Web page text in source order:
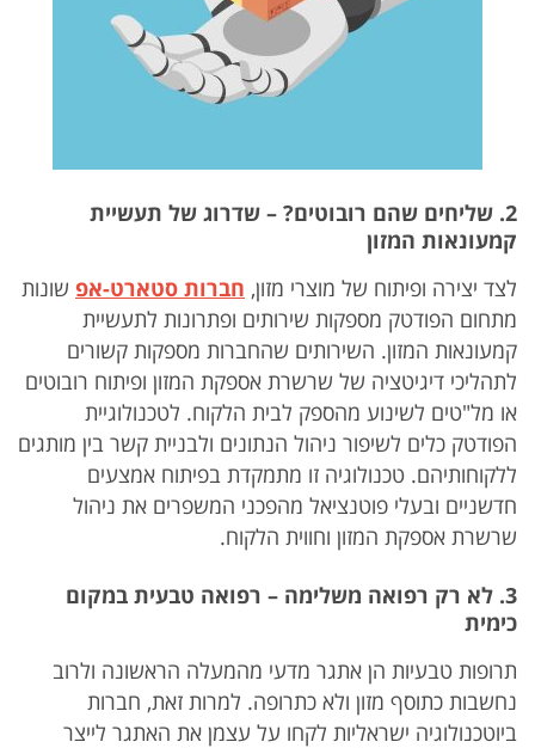
2. שליחים שהם רובוטים? – שדרוג של תעשיית
קמעונאות המזון
לצד יצירה ופיתוח של מוצרי מזון, חברות סטארט-אפ שונות
מתחום הפודטק מספקות שירותים ופתרונות לתעשיית
קמעונאות המזון. השירותים שהחברות מספקות קשורים
לתהליכי דיגיטציה של שרשרת אספקת המזון ופיתוח רובוטים
או מל"טים לשינוע מהספק לבית הלקוח. לטכנולוגיית
הפודטק כלים לשיפור ניהול הנתונים ולבניית קשר בין מותגים
ללקוחותיהם. טכנולוגיה זו מתמקדת בפיתוח אמצעים
חדשניים ובעלי פוטנציאל מהפכני המשפרים את ניהול
שרשרת אספקת המזון וחווית הלקוח.
3. לא רק רפואה משלימה – רפואה טבעית במקום
כימית
תרופות טבעיות הן אתגר מדעי מהמעלה הראשונה ולרוב
נחשבות כתוסף מזון ולא כתרופה. למרות זאת, חברות
ביוטכנולוגיה ישראליות לקחו על עצמן את האתגר לייצר